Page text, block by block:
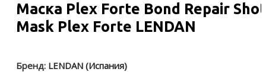
Маска Plex Forte Bond Repair Shot
Mask Plex Forte LENDAN
Бренд: LENDAN (Испания)